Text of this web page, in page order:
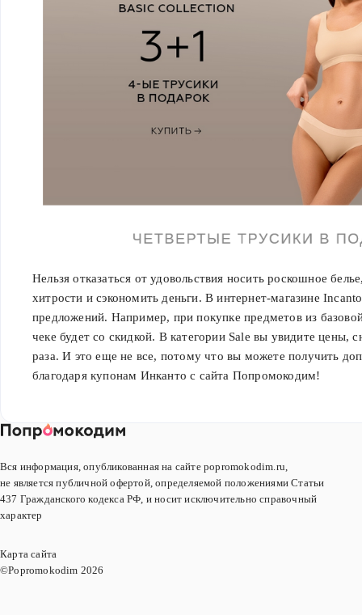
Нельзя отказаться от удовольствия носить роскошное
хитрости и сэкономить деньги. В интернет-магазине
предложений. Например, при покупке предметов из
чеке будет со скидкой. В категории Sale вы увидите цены,
раза. И это еще не все, потому что вы можете получить
благодаря купонам Инканто с сайта Попромокодим!
©Popromokodim 2026
Карта сайта
Вся информация, опубликованная на сайте popromokodim.ru,
не является публичной офертой, определяемой положениями Статьи
437 Гражданского кодекса РФ, и носит исключительно справочный
характер